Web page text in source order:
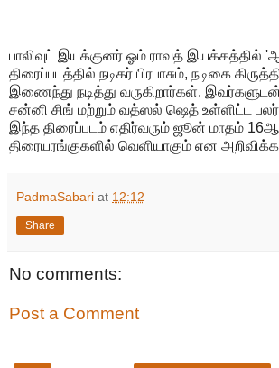
பாலிவுட் இயக்குனர் ஓம் ராவத் இயக்கத்தில்
திரைப்படத்தில் நடிகர் பிரபாசும், நடிகை
இணைந்து நடித்து வருகிறார்கள்.
சன்னி சிங் மற்றும் வத்ஸல் ஷெத் உள்ளிட்ட பலர்
இந்த திரைப்படம் எதிர்வரும் ஜூன் மாதம்
திரையரங்குகளில் வெளியாகும் என
PadmaSabari at 12:12
Share
No comments:
Post a Comment